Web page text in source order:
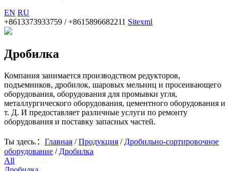
EN RU
+8613373933759 / +8615896682211 Sitexml
Дробилка
Компания занимается производством редукторов,
подъемников, дробилок, шаровых мельниц и просеивающего
оборудования, оборудования для промывки угля,
металлургического оборудования, цементного оборудования и
т. Д. И предоставляет различные услуги по ремонту
оборудования и поставку запасных частей.
Ты здесь.： Главная /Продукция / Дробильно-сортировочное
оборудование / Дробилка
All